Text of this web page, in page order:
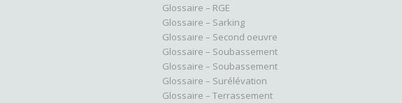
Glossaire – RGE
Glossaire – Sarking
Glossaire – Second oeuvre
Glossaire – Soubassement
Glossaire – Soubassement
Glossaire – Surélévation
Glossaire – Terrassement